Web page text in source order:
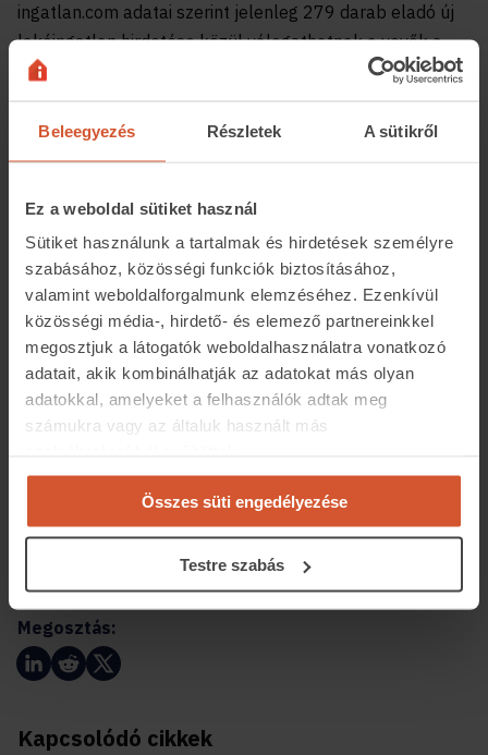
Beleegyezés Részletek A sütikről
Ez a weboldal sütiket használ
Sütiket használunk a tartalmak és hirdetések személyre
szabásához, közösségi funkciók biztosításához,
valamint weboldalforgalmunk elemzéséhez. Ezenkívül
közösségi média-, hirdető- és elemező partnereinkkel
megosztjuk a látogatók weboldalhasználatra vonatkozó
adatait, akik kombinálhatják az adatokat más olyan
adatokkal, amelyeket a felhasználók adtak meg
számukra vagy az általuk használt más
Összes süti engedélyezése
Testre szabás
ingatlan.com adatai szerint jelenleg 279 darab eladó új
lakóingatlan hirdetése közül válogathatnak a vevők a
megyében.
A jövőben várható tendenciák mellett az ingatlan.com
elemzéséből kiderül az is, hogy jelenleg milyen árak
jellemzik a megye új lakóingatlanait. Az eladásra kínált
új lakások átlagos négyzetméterára szeptemberben
828 ezer forint volt, az új házaké pedig 744 ezer
kínált házak átlagos négyzetméterára 779 forintot tett
ki, az új építésű lakásoknál ugyanez az érték 830 ezer
Megosztás:
Kapcsolódó cikkek